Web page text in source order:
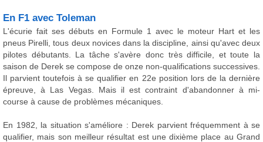
En F1 avec Toleman
L'écurie fait ses débuts en Formule 1 avec le moteur Hart et les
pneus Pirelli, tous deux novices dans la discipline, ainsi qu'avec deux
pilotes débutants. La tâche s'avère donc très difficile, et toute la
saison de Derek se compose de onze non-qualifications successives.
Il parvient toutefois à se qualifier en 22e position lors de la dernière
épreuve, à Las Vegas. Mais il est contraint d'abandonner à mi-
course à cause de problèmes mécaniques.
En 1982, la situation s'améliore : Derek parvient fréquemment à se
qualifier, mais son meilleur résultat est une dixième place au Grand